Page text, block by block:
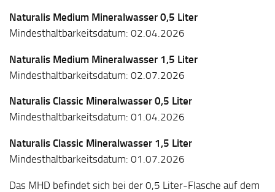
Naturalis Medium Mineralwasser 0,5 Liter
Mindesthaltbarkeitsdatum: 02.04.2026
Naturalis Medium Mineralwasser 1,5 Liter
Mindesthaltbarkeitsdatum: 02.07.2026
Naturalis Classic Mineralwasser 0,5 Liter
Mindesthaltbarkeitsdatum: 01.04.2026
Naturalis Classic Mineralwasser 1,5 Liter
Mindesthaltbarkeitsdatum: 01.07.2026
Das MHD befindet sich bei der 0,5 Liter-Flasche auf dem